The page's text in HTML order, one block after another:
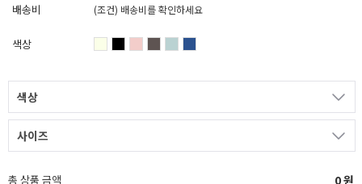
배송비 (조건) 배송비를 확인하세요
색상
색상
사이즈
총 상품 금액 0원